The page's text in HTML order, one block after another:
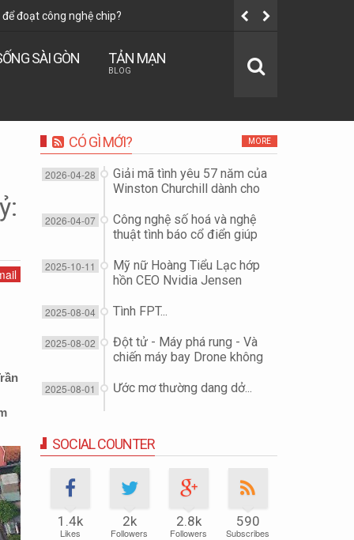
đoạt công nghệ chip?
SÀI GÒN TẢN MẠN
BLOG
CÓ GÌ MỚI? MORE
Giải mã tình yêu 57 năm của
Winston Churchill dành cho
2026-04-28
Công nghệ số hoá và nghệ
thuật tình báo cổ điển giúp
15E" như thế nào?
2026-04-07
Mỹ nữ Hoàng Tiểu Lạc hớp
hồn CEO Nvidia Jensen
chip?
2025-10-11
Tình FPT...
2025-08-04
Đột tử - Máy phá rung - Và
chiến máy bay Drone không
2025-08-02
Ước mơ thường dang dở...
2025-08-01
SOCIAL COUNTER
1.4k
Likes
2k
Followers
2.8k
Followers
590
Subscribes